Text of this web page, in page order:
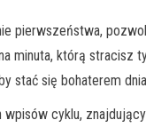
którą stracisz
stać się bohaterem
cyklu,